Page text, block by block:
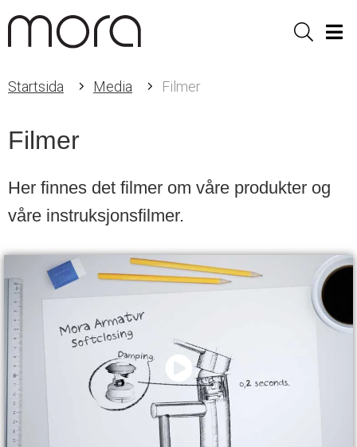
Sök
Startsida Media Filmer
Filmer
Her finnes det filmer om våre produkter og
våre instruksjonsfilmer.